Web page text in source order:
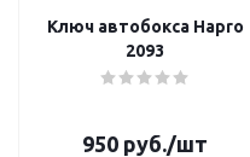
Ключ автобокса Hapro
2093
950 руб./шт